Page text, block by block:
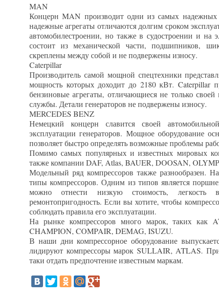
MAN
Концерн MAN производит одни из самых
надежные агрегаты отличаются долгим сроком
автомобилестроении, но также в судостроении и на
состоит из механической части, подшипников,
скреплены между собой и не подвержены износу.
Caterpillar
Производитель самой мощной спецтехники
мощность которых доходит до 2180 кВт. Caterpillar
бензиновые агрегаты, отличающиеся не только
службы. Детали генераторов не подвержены износу.
MERCEDES BENZ
Немецкий концерн славится своей
эксплуатации генераторов. Мощное оборудование
позволяет быстро определять возможные проблемы
Помимо самых популярных и известных мировых
также компании DAF, Atlas, BAUER, DOOSAN,
Модельный ряд компрессоров также разнообразен.
типы компрессоров. Одним из типов является
можно отнести низкую стоимость,
ремонтопригодность. Если вы хотите, чтобы
соблюдать правила его эксплуатации.
На рынке компрессоров много марок, таких как
CHAMPION, COMPAIR, DEMAG, ISUZU.
В наши дни компрессорное оборудование
лидируют компрессоры марок SULLAIR, ATLAS. При
таки отдать предпочтение известным маркам.